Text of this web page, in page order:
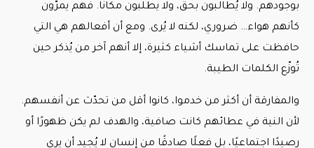
بوجودهم. ولا يُطالبون بحق، ولا يطلبون مكانًا. فهم يمرّون
كأنهم هواء… ضروري، لكنه لا يُرى. ومع أن أفعالهم هي التي
حافظت على تماسك أشياء كثيرة، إلا أنهم آخر من يُذكر حين
تُوزّع الكلمات الطيبة.
والمفارقة أن أكثر من خدموا، كانوا أقل من تحدّث عن أنفسهم.
لأن النية في عطائهم كانت صافية، والهدف لم يكن ظهورًا أو
رصيدًا اجتماعيًا، بل فعلًا صادقًا من إنسان لا يُجيد أن يرى